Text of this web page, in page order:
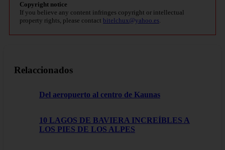
Copyright notice
If you believe any content infringes copyright or intellectual
property rights, please contact bitelchux@yahoo.es.
Relaccionados
Del aeropuerto al centro de Kaunas
10 LAGOS DE BAVIERA INCREÍBLES A
LOS PIES DE LOS ALPES